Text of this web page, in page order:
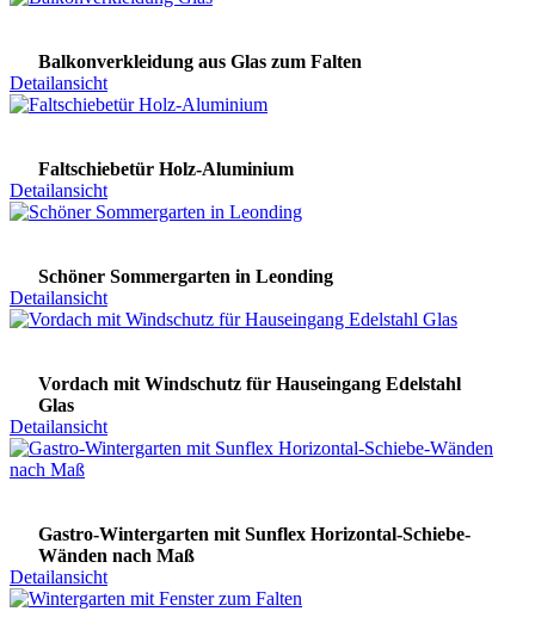
Balkonverkleidung aus Glas zum Falten
Detailansicht
Faltschiebetür Holz-Aluminium
Detailansicht
Schöner Sommergarten in Leonding
Detailansicht
Vordach mit Windschutz für Hauseingang Edelstahl
Glas
Detailansicht
Gastro-Wintergarten mit Sunflex Horizontal-Schiebe-
Wänden nach Maß
Detailansicht